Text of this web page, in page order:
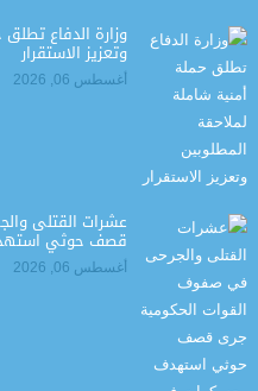
وزارة الدفاع
وتعزيز الاستقرار
أغسطس 06, 2026
عشرات القتلى
قصف حوثي
أغسطس 06, 2026